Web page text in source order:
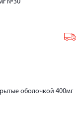
№30
оболочкой 400мг